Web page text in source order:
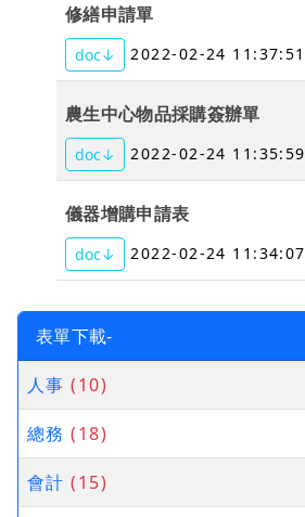
修繕申請單
doc↓ 2022-02-24 11:37:51
農生中心物品採購簽辦單
doc↓ 2022-02-24 11:35:59
儀器增購申請表
doc↓ 2022-02-24 11:34:07
表單下載-
人事 (10)
總務 (18)
會計 (15)